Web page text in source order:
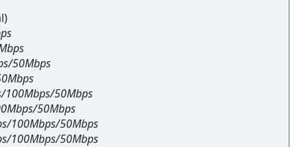
50Mbps
50Mbps
50Mbps
100Mbps/50Mbps
100Mbps/50Mbps